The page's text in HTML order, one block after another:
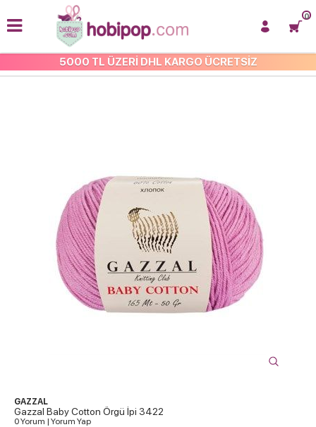
5000 TL ÜZERİ DHL KARGO ÜCRETSİZ
0
AMİGURUMİ İPLERİ
GAZZAL
Gazzal Baby Cotton Örgü İpi 3422
0 Yorum | Yorum Yap